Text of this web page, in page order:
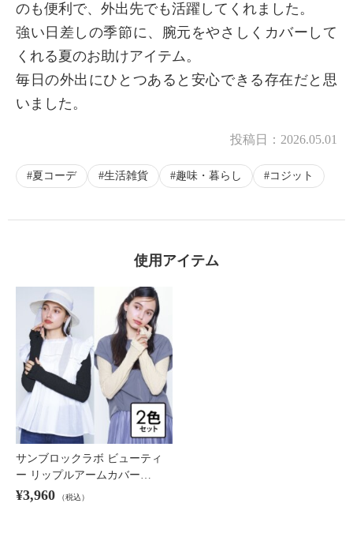
のも便利で、外出先でも活躍してくれました。
強い日差しの季節に、腕元をやさしくカバーして
くれる夏のお助けアイテム。
毎日の外出にひとつあると安心できる存在だと思
いました。
投稿日： 2026.05.01
夏コーデ 生活雑貨 趣味・暮らし コジット
使用アイテム
サンブロックラボ ビューティ
ー リップルアームカバー…
¥3,960 （税込）